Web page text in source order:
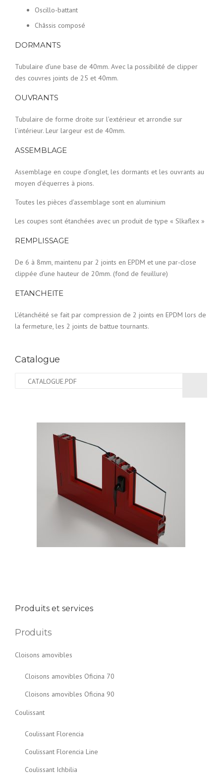
Oscillo-battant
Châssis composé
DORMANTS
Tubulaire d’une base de 40mm. Avec la possibilité de clipper
des couvres joints de 25 et 40mm.
OUVRANTS
Tubulaire de forme droite sur l’extérieur et arrondie sur
l’intérieur. Leur largeur est de 40mm.
ASSEMBLAGE
Assemblage en coupe d’onglet, les dormants et les ouvrants au
moyen d’équerres à pions.
Toutes les pièces d’assemblage sont en aluminium
Les coupes sont étanchées avec un produit de type « Slkaflex »
REMPLISSAGE
De 6 à 8mm, maintenu par 2 joints en EPDM et une par-close
clippée d’une hauteur de 20mm. (fond de feuillure)
ETANCHEITE
L’étanchéité se fait par compression de 2 joints en EPDM lors de
la fermeture, les 2 joints de battue tournants.
Catalogue
CATALOGUE.PDF
Produits et services
Produits
Cloisons amovibles
Cloisons amovibles Oficina 70
Cloisons amovibles Oficina 90
Coulissant
Coulissant Florencia
Coulissant Florencia Line
Coulissant Ichbilia